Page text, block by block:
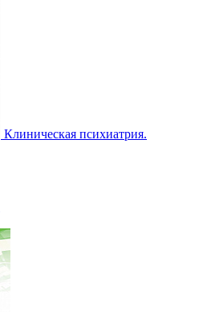
Клиническая психиатрия.